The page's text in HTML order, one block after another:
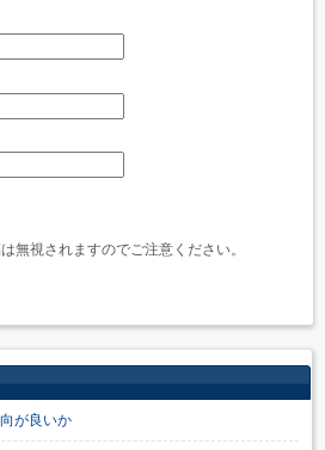
無視されますのでご注意ください。
が良いか